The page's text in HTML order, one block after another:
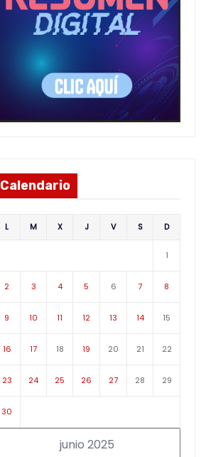
Calendario
junio 2025
L M X J V S D
1
2 3 4 5 6 7 8
9 10 11 12 13 14 15
16 17 18 19 20 21 22
23 24 25 26 27 28 29
30